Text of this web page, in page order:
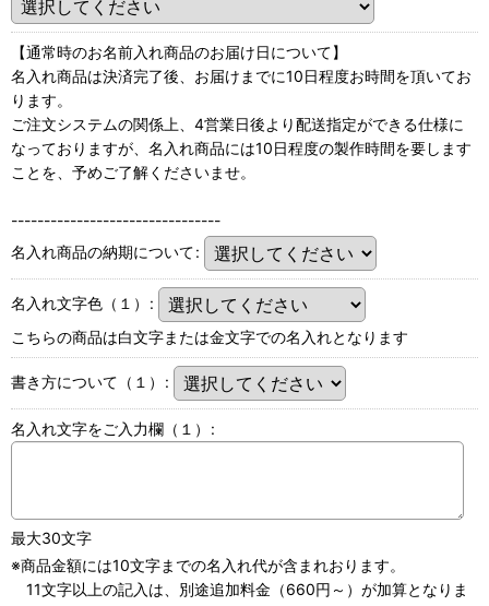
【通常時のお名前入れ商品のお届け日について】
名入れ商品は決済完了後、お届けまでに10日程度お時間を頂いてお
ります。
ご注文システムの関係上、4営業日後より配送指定ができる仕様に
なっておりますが、名入れ商品には10日程度の製作時間を要します
ことを、予めご了解くださいませ。
--------------------------------
名入れ商品の納期について:
名入れ文字色（１）
:
こちらの商品は白文字または金文字での名入れとなります
書き方について（１） :
名入れ文字をご入力欄（１） :
最大30文字
※商品金額には10文字までの名入れ代が含まれおります。
11文字以上の記入は、別途追加料金（660円～）が加算となりま